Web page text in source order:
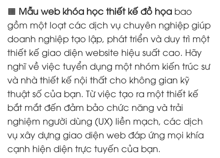
🟧 Mẫu web khóa học thiết kế đồ họa bao
gồm một loạt các dịch vụ chuyên nghiệp giúp
doanh nghiệp tạo lập, phát triển và duy trì một
thiết kế giao diện website hiệu suất cao. Hãy
nghĩ về việc tuyển dụng một nhóm kiến trúc sư
và nhà thiết kế nội thất cho không gian kỹ
thuật số của bạn. Từ việc tạo ra một thiết kế
bắt mắt đến đảm bảo chức năng và trải
nghiệm người dùng (UX) liền mạch, các dịch
vụ xây dựng giao diện web đáp ứng mọi khía
cạnh hiện diện trực tuyến của bạn.